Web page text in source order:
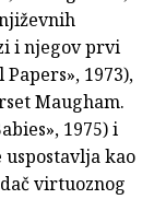
i njegov prvi
1973),
Maugham.
1975) i
uspostavlja kao
virtuoznog